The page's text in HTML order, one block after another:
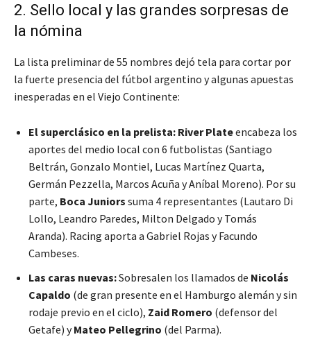
2. Sello local y las grandes sorpresas de
la nómina
La lista preliminar de 55 nombres dejó tela para cortar por
la fuerte presencia del fútbol argentino y algunas apuestas
inesperadas en el Viejo Continente:
El superclásico en la prelista: River Plateencabeza los
aportes del medio local con 6 futbolistas (Santiago
Beltrán, Gonzalo Montiel, Lucas Martínez Quarta,
Germán Pezzella, Marcos Acuña y Aníbal Moreno). Por su
parte, Boca Juniors suma 4 representantes (Lautaro Di
Lollo, Leandro Paredes, Milton Delgado y Tomás
Aranda). Racing aporta a Gabriel Rojas y Facundo
Cambeses.
Las caras nuevas:Sobresalen los llamados de Nicolás
Capaldo (de gran presente en el Hamburgo alemán y sin
rodaje previo en el ciclo), Zaid Romero (defensor del
Getafe) yMateo Pellegrino (del Parma).